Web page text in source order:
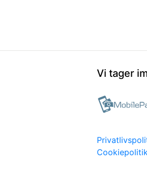
Vi tager
Cookiepolitik